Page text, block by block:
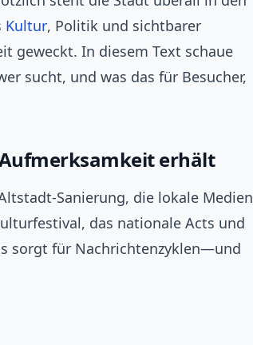
Kultur, Politik und sichtbarer
geweckt. In diesem Text schaue
sucht, und was das für Besucher,
erhält
Sanierung, die lokale Medien
das nationale Acts und
sorgt für Nachrichtenzyklen—und